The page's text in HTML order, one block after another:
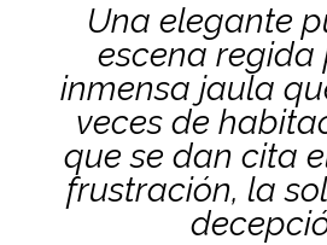
Una elegante
escena regida
inmensa jaula
veces de
que se dan cita
frustración, la